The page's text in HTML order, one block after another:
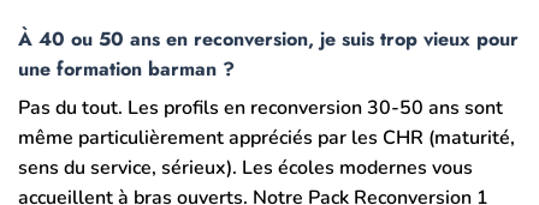
À 40 ou 50 ans en reconversion, je suis trop vieux pour
une formation barman ?
Pas du tout. Les profils en reconversion 30-50 ans sont
même particulièrement appréciés par les CHR (maturité,
sens du service, sérieux). Les écoles modernes vous
accueillent à bras ouverts. Notre Pack Reconversion 1